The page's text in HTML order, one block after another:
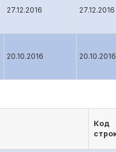
27.12.2016 27.12.2016
20.10.2016 20.10.2016
Код